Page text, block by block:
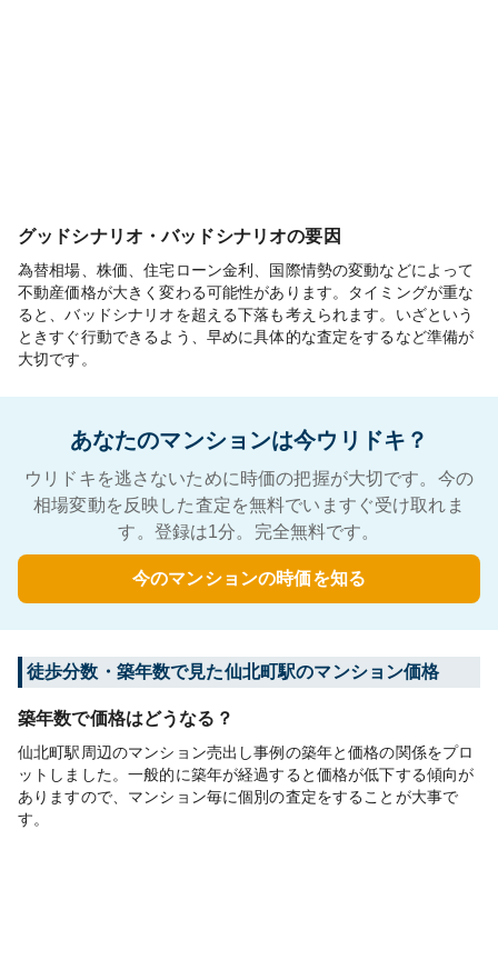
グッドシナリオ・バッドシナリオの要因
為替相場、株価、住宅ローン金利、国際情勢の変動などによって
不動産価格が大きく変わる可能性があります。タイミングが重な
ると、バッドシナリオを超える下落も考えられます。いざという
ときすぐ行動できるよう、早めに具体的な査定をするなど準備が
大切です。
あなたのマンションは今ウリドキ？
ウリドキを逃さないために時価の把握が大切です。今の
相場変動を反映した査定を無料でいますぐ受け取れま
す。登録は1分。完全無料です。
今のマンションの時価を知る
徒歩分数・築年数で見た仙北町駅のマンション価格
築年数で価格はどうなる？
仙北町駅周辺のマンション売出し事例の築年と価格の関係をプロ
ットしました。一般的に築年が経過すると価格が低下する傾向が
ありますので、マンション毎に個別の査定をすることが大事で
す。